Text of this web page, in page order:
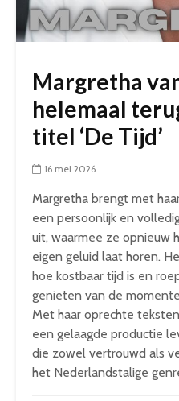
Margretha
helemaal
titel ‘De Tijd’
16 mei 2026
Margretha brengt met
een persoonlijk en
uit, waarmee ze opnieuw
eigen geluid laat horen.
hoe kostbaar tijd is en
genieten van de
Met haar oprechte
een gelaagde productie
die zowel vertrouwd als
het Nederlandstalige